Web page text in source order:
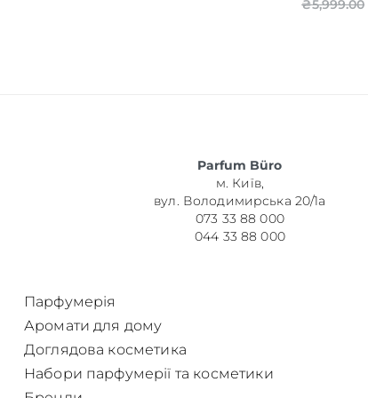
₴5,999.00
Parfum Büro
м. Київ,
вул. Володимирська 20/1а
073 33 88 000
044 33 88 000
Парфумерія
Аромати для дому
Доглядова косметика
Набори парфумерії та косметики